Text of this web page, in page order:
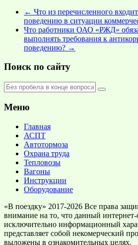
← Что из перечисленного
поведению в ситуации
Что работники ОАО «РЖД»
выполнять требования к
поведению? →
Поиск по сайту
Меню
Главная
АСПТ
Автотормоза
Охрана труда
Тепловозы
Вагоны
Инструкции
Оборудование
«В поездку» 2017-2026 Все права
внимание на то, что данный интернет-
исключительно информационный
представляет собой некомерческий
выложены в ознакомительных целях.